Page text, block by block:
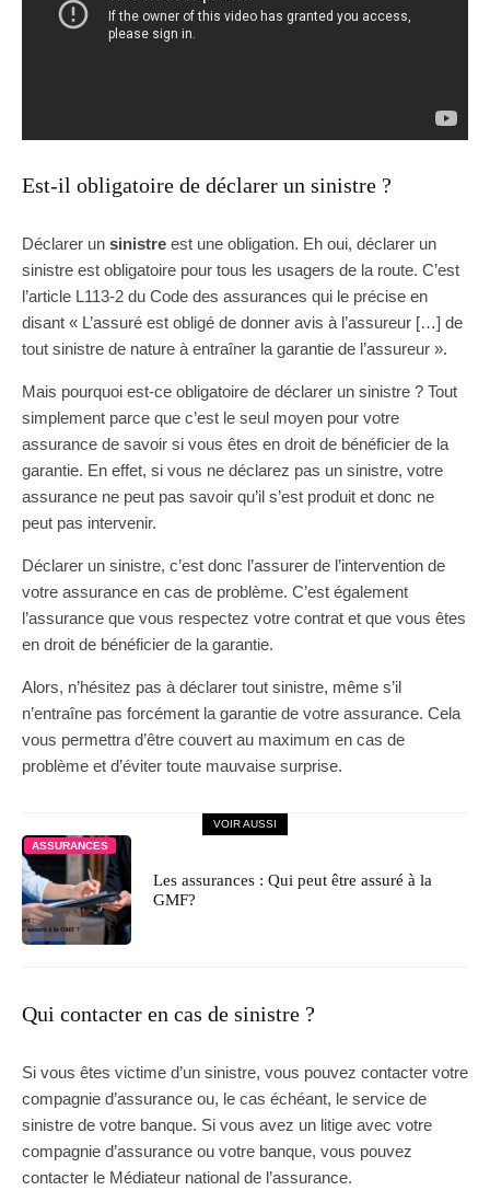
Est-il obligatoire de déclarer un sinistre ?
Déclarer un sinistre est une obligation. Eh oui, déclarer un
sinistre est obligatoire pour tous les usagers de la route. C’est
l’article L113-2 du Code des assurances qui le précise en
disant « L’assuré est obligé de donner avis à l’assureur […] de
tout sinistre de nature à entraîner la garantie de l’assureur ».
Mais pourquoi est-ce obligatoire de déclarer un sinistre ? Tout
simplement parce que c’est le seul moyen pour votre
assurance de savoir si vous êtes en droit de bénéficier de la
garantie. En effet, si vous ne déclarez pas un sinistre, votre
assurance ne peut pas savoir qu’il s’est produit et donc ne
peut pas intervenir.
Déclarer un sinistre, c’est donc l’assurer de l’intervention de
votre assurance en cas de problème. C’est également
l’assurance que vous respectez votre contrat et que vous êtes
en droit de bénéficier de la garantie.
Alors, n’hésitez pas à déclarer tout sinistre, même s’il
n’entraîne pas forcément la garantie de votre assurance. Cela
vous permettra d’être couvert au maximum en cas de
problème et d’éviter toute mauvaise surprise.
VOIR AUSSI
ASSURANCES
Les assurances : Qui peut être assuré à la
GMF?
Qui contacter en cas de sinistre ?
Si vous êtes victime d’un sinistre, vous pouvez contacter votre
compagnie d’assurance ou, le cas échéant, le service de
sinistre de votre banque. Si vous avez un litige avec votre
compagnie d’assurance ou votre banque, vous pouvez
contacter le Médiateur national de l’assurance.